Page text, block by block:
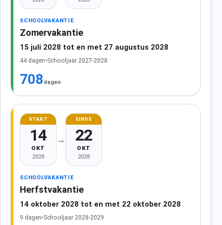
SCHOOLVAKANTIE
Zomervakantie
15 juli 2028 tot en met 27 augustus 2028
44 dagen•Schooljaar 2027-2028
708 dagen
START
14
OKT
2028
→
EINDE
22
OKT
2028
SCHOOLVAKANTIE
Herfstvakantie
14 oktober 2028 tot en met 22 oktober 2028
9 dagen•Schooljaar 2028-2029